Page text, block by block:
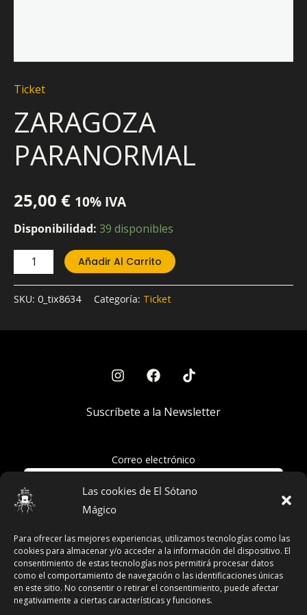
Las cookies de El Sótano
Mágico
Para ofrecer las mejores experiencias, utilizamos tecnologías como las
cookies para almacenar y/o acceder a la información del dispositivo. El
consentimiento de estas tecnologías nos permitirá procesar datos
como el comportamiento de navegación o las identificaciones únicas
en este sitio. No consentir o retirar el consentimiento, puede afectar
negativamente a ciertas características y funciones.
Ticket
ZARAGOZA
PARANORMAL
25,00 € 10% IVA
Disponibilidad: 39 disponibles
Añadir Al Carrito
SKU: 0_tix8634 Categoría: Ticket
Suscríbete a la Newsletter
Correo electrónico
Acepto la política de privacidad
Términos y Condiciones